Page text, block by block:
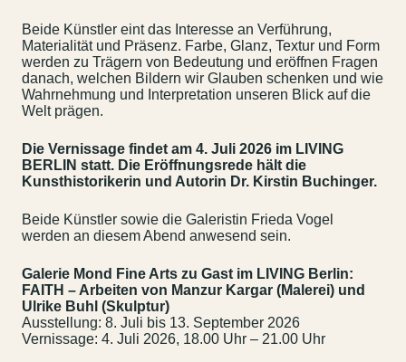
Kontakt
Jobs
Beide Künstler eint das Interesse an Verführung,
Materialität und Präsenz. Farbe, Glanz, Textur und Form
werden zu Trägern von Bedeutung und eröffnen Fragen
danach, welchen Bildern wir Glauben schenken und wie
Wahrnehmung und Interpretation unseren Blick auf die
Welt prägen.
Die Vernissage findet am 4. Juli 2026 im LIVING
BERLIN statt. Die Eröffnungsrede hält die
Kunsthistorikerin und Autorin Dr. Kirstin Buchinger.
Beide Künstler sowie die Galeristin Frieda Vogel
werden an diesem Abend anwesend sein.
Galerie Mond Fine Arts zu Gast im LIVING Berlin:
FAITH – Arbeiten von Manzur Kargar (Malerei) und
Ulrike Buhl (Skulptur)
Ausstellung: 8. Juli bis 13. September 2026
Vernissage: 4. Juli 2026, 18.00 Uhr – 21.00 Uhr